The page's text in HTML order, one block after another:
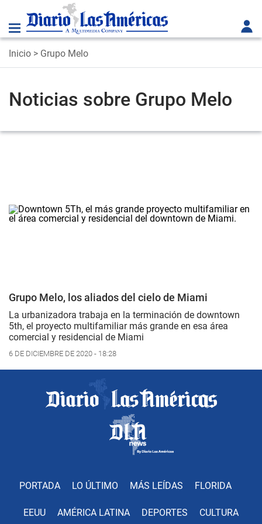
Inicio > Grupo Melo
Noticias sobre Grupo Melo
Grupo Melo, los aliados del cielo de Miami
La urbanizadora trabaja en la terminación de downtown
5th, el proyecto multifamiliar más grande en esa área
comercial y residencial de Miami
6 DE DICIEMBRE DE 2020 - 18:28
PORTADA LO ÚLTIMO MÁS LEÍDAS FLORIDA
EEUU AMÉRICA LATINA DEPORTES CULTURA